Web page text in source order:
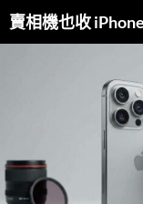
跳
至
搜
尋